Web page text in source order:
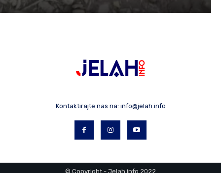
Kontaktirajte nas na: info@jelah.info
© Copyright - Jelah.info 2022